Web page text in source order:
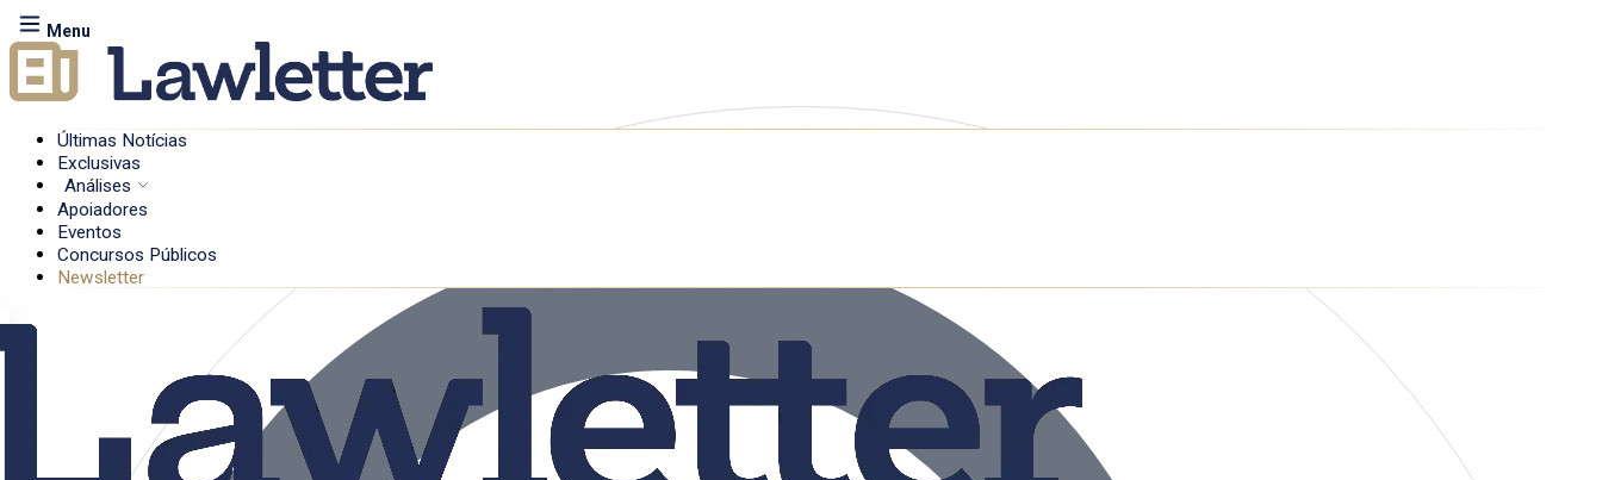
Menu
Últimas Notícias
Exclusivas
Análises
Apoiadores
Eventos
Concursos Públicos
Newsletter